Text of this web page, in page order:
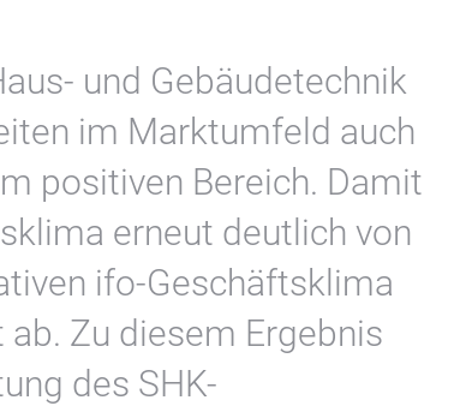
und Gebäudetechnik
im Marktumfeld auch
positiven Bereich. Damit
erneut deutlich von
ifo-Geschäftsklima
Zu diesem Ergebnis
des SHK-